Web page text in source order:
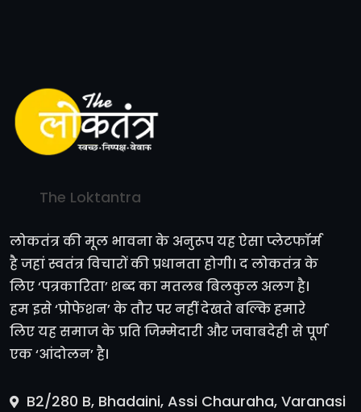
The Loktantra
लोकतंत्र की मूल भावना के अनुरूप यह ऐसा प्लेटफॉर्म
है जहां स्वतंत्र विचारों की प्रधानता होगी। द लोकतंत्र के
लिए ‘पत्रकारिता’ शब्द का मतलब बिलकुल अलग है।
हम इसे ‘प्रोफेशन’ के तौर पर नहीं देखते बल्कि हमारे
लिए यह समाज के प्रति जिम्मेदारी और जवाबदेही से पूर्ण
एक ‘आंदोलन’ है।
B2/280 B, Bhadaini, Assi Chauraha, Varanasi